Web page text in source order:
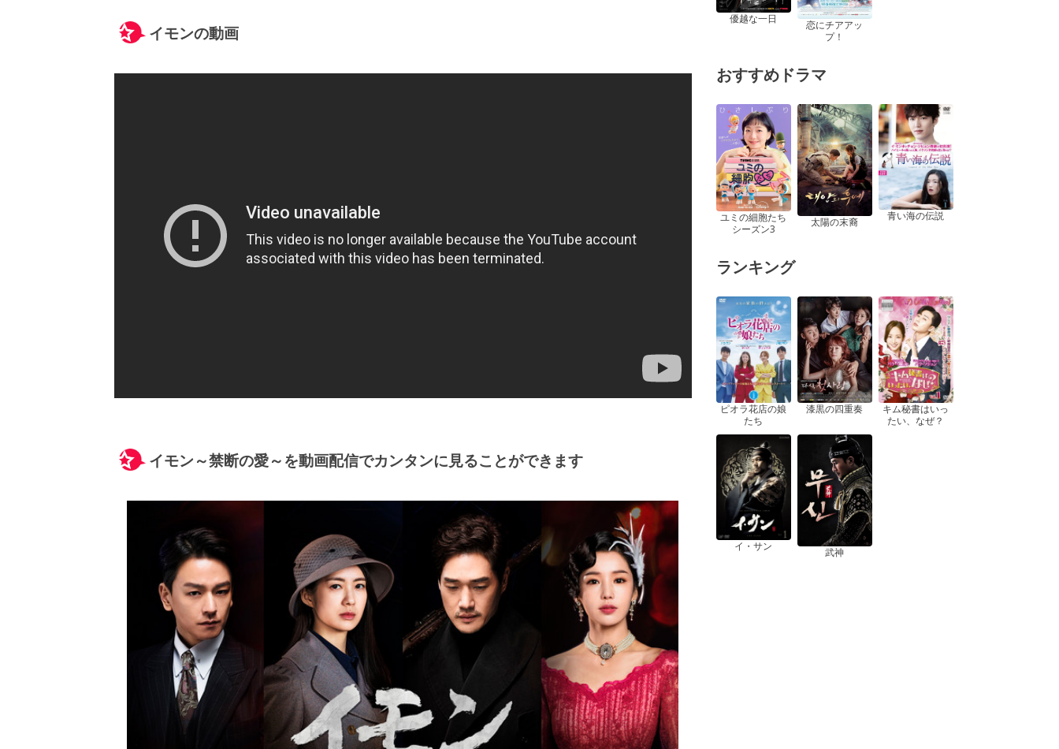
イモンの動画
イモン～禁断の愛～を動画配信でカンタンに見ることができます
優越な一日
恋にチアアッ
プ！
おすすめドラマ
ユミの細胞たち
シーズン3
太陽の末裔 青い海の伝説
ランキング
ピオラ花店の娘
たち
漆黒の四重奏
キム秘書はいっ
たい、なぜ？
イ・サン 武神